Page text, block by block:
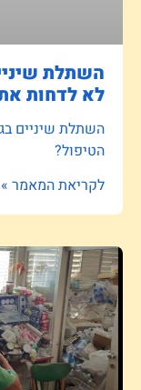
השתלת
לא לדחות
השתלת שיניים
הטיפול?
לקריאת המאמר »